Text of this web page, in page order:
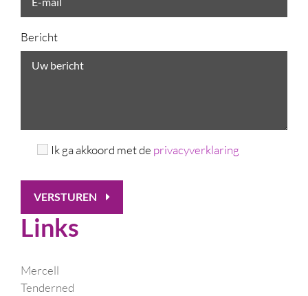
Bericht
Ik ga akkoord met de privacyverklaring
VERSTUREN
Links
Mercell
Tenderned